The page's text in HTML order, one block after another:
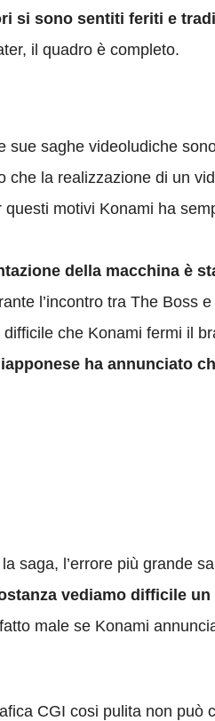
si sono sentiti feriti e
il quadro è completo.
sue saghe videoludiche
che la realizzazione di un
motivi Konami ha
della macchina è
l’incontro tra The Boss
che Konami fermi il
ha annunciato
saga, l’errore più grande
vediamo difficile
male se Konami
CGI cosi pulita non può